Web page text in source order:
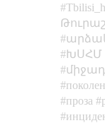
ԽՍՀՄ
проза